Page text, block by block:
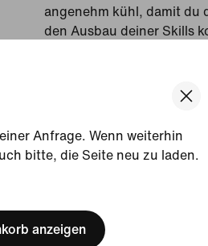
We think you are in United
Update your location?
Anfrage. Wenn weiterhin
bitte, die Seite neu zu laden.
anzeigen
angenehm kühl, damit du
den Ausbau deiner Skills
Lyon
Produktdetails anzeigen